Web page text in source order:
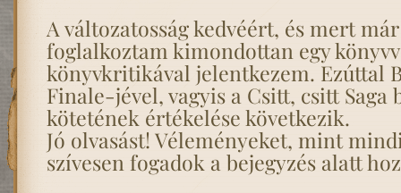
A változatosság kedvéért, és mert
foglalkoztam kimondottan egy
könyvkritikával jelentkezem. Ezúttal
Finale-jével, vagyis a Csitt, csitt Saga
kötetének értékelése következik.
Jó olvasást! Véleményeket, mint
szívesen fogadok a bejegyzés alatt